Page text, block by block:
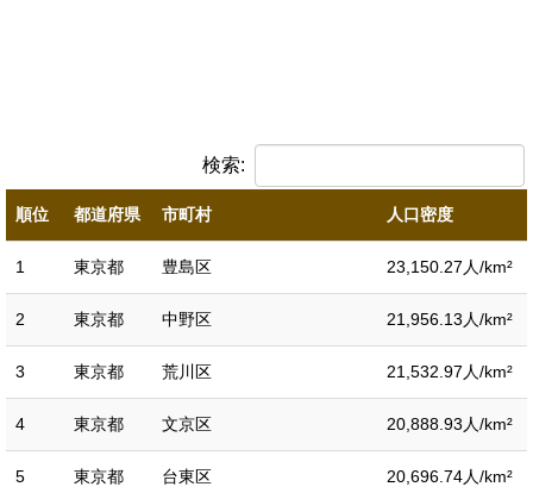
検索:
順位 都道府県 市町村 人口密度
1 東京都 豊島区 23,150.27人/km²
2 東京都 中野区 21,956.13人/km²
3 東京都 荒川区 21,532.97人/km²
4 東京都 文京区 20,888.93人/km²
5 東京都 台東区 20,696.74人/km²